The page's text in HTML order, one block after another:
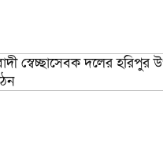
স্বেচ্ছাসেবক দলের হরিপুর